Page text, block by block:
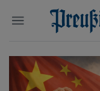
Suchen und